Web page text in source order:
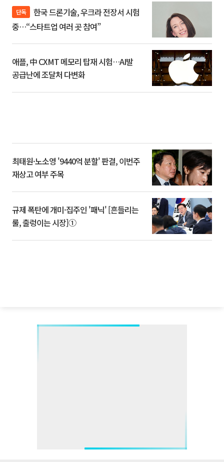
단독
중…“스타트업 여러 곳 참여”
애플, 中 CXMT 메모리 탑재 시험…AI발
공급난에 조달처 다변화
최태원·노소영 '9440억 분할' 판결, 이번주
재상고 여부 주목
규제 폭탄에 개미·집주인 '패닉' [흔들리는
룰, 출렁이는 시장]①